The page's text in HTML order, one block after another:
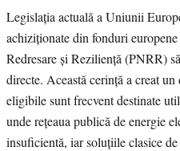
Legislația actuală a Uniunii
achiziționate din fonduri
Redresare și Reziliență (PNRR)
directe. Această cerință a creat
eligibile sunt frecvent destinate
unde rețeaua publică de energie
insuficientă, iar soluțiile clasice